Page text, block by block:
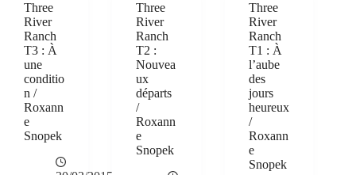
Three
River
Ranch
T3 : À
une
conditio
n /
Roxann
e
Snopek
Three
River
Ranch
T2 :
Nouvea
ux
départs
/
Roxann
e
Snopek
Three
River
Ranch
T1 : À
l’aube
des
jours
heureux
/
Roxann
e
Snopek